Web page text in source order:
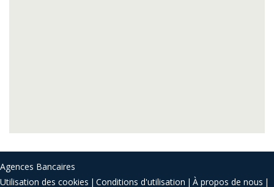
Agences Bancaires
Utilisation des cookies
Conditions d'utilisation
À propos de nous